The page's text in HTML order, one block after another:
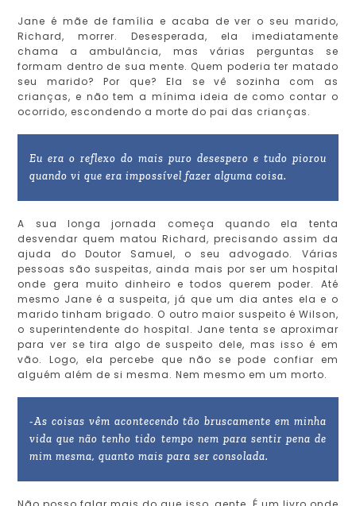
Jane é mãe de família e acaba de ver o seu marido,
Richard, morrer. Desesperada, ela imediatamente
chama a ambulância, mas várias perguntas se
formam dentro de sua mente. Quem poderia ter matado
seu marido? Por que? Ela se vê sozinha com as
crianças, e não tem a mínima ideia de como contar o
ocorrido, escondendo a morte do pai das crianças.
Eu era o reflexo do mais puro desespero e tudo piorou
quando vi que era impossível fazer alguma coisa.
A sua longa jornada começa quando ela tenta
desvendar quem matou Richard, precisando assim da
ajuda do Doutor Samuel, o seu advogado. Várias
pessoas são suspeitas, ainda mais por ser um hospital
onde gera muito dinheiro e todos querem poder. Até
mesmo Jane é a suspeita, já que um dia antes ela e o
marido tinham brigado. O outro maior suspeito é Wilson,
o superintendente do hospital. Jane tenta se aproximar
para ver se tira algo de suspeito dele, mas isso é em
vão. Logo, ela percebe que não se pode confiar em
alguém além de si mesma. Nem mesmo em um morto.
-As coisas vêm acontecendo tão bruscamente em minha
vida que não tenho tido tempo nem para sentir pena de
mim mesma, quanto mais para ser consolada.